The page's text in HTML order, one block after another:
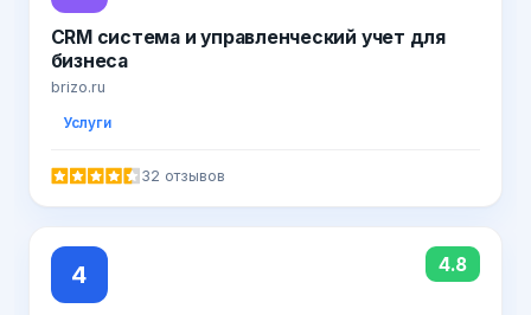
CRM система и управленческий учет для
бизнеса
brizo.ru
Услуги
32 отзывов
4 4.8